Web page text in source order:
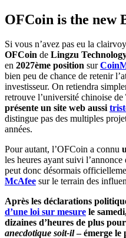
OFCoin is the new
Si vous n’avez pas eu la
OFCoin de Lingzu
en 2027ème position sur
bien peu de chance de retenir
investisseur. On retiendra
retrouve l’université chinoise de
présente un site web aussi
distingue pas des multiples
années.
Pour autant, l’OFCoin a connu
les heures ayant suivi l’annonce
peut donc désormais
McAfee sur le terrain des
Après les déclarations
d’une loi sur mesure le
dizaines d’heures de plus
anecdotique soit-il– émerge le